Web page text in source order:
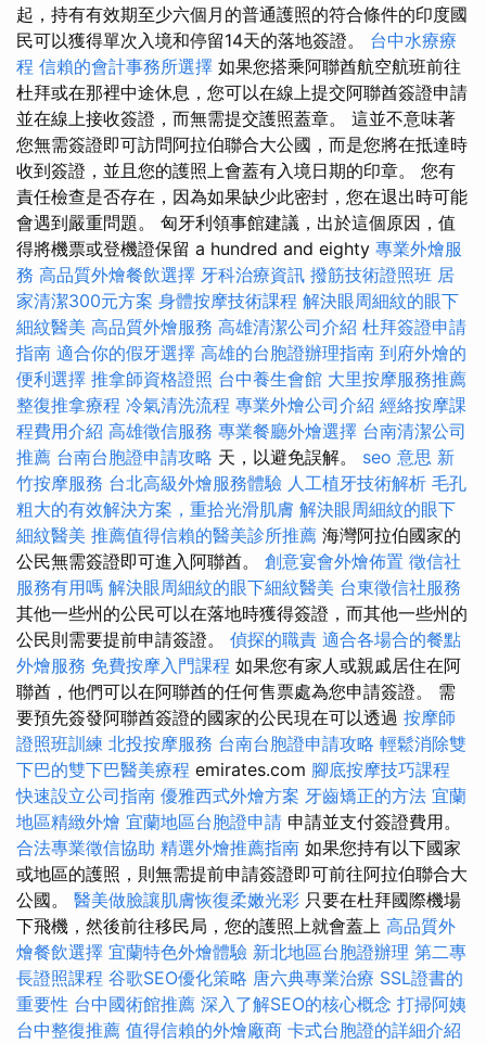
起，持有有效期至少六個月的普通護照的符合條件的印度國
民可以獲得單次入境和停留14天的落地簽證。 台中水療療
程 信賴的會計事務所選擇 如果您搭乘阿聯酋航空航班前往
杜拜或在那裡中途休息，您可以在線上提交阿聯酋簽證申請
並在線上接收簽證，而無需提交護照蓋章。 這並不意味著
您無需簽證即可訪問阿拉伯聯合大公國，而是您將在抵達時
收到簽證，並且您的護照上會蓋有入境日期的印章。 您有
責任檢查是否存在，因為如果缺少此密封，您在退出時可能
會遇到嚴重問題。 匈牙利領事館建議，出於這個原因，值
得將機票或登機證保留 a hundred and eighty 專業外燴服
務 高品質外燴餐飲選擇 牙科治療資訊 撥筋技術證照班 居
家清潔300元方案 身體按摩技術課程 解決眼周細紋的眼下
細紋醫美 高品質外燴服務 高雄清潔公司介紹 杜拜簽證申請
指南 適合你的假牙選擇 高雄的台胞證辦理指南 到府外燴的
便利選擇 推拿師資格證照 台中養生會館 大里按摩服務推薦
整復推拿療程 冷氣清洗流程 專業外燴公司介紹 經絡按摩課
程費用介紹 高雄徵信服務 專業餐廳外燴選擇 台南清潔公司
推薦 台南台胞證申請攻略 天，以避免誤解。 seo 意思 新
竹按摩服務 台北高級外燴服務體驗 人工植牙技術解析 毛孔
粗大的有效解決方案，重拾光滑肌膚 解決眼周細紋的眼下
細紋醫美 推薦值得信賴的醫美診所推薦 海灣阿拉伯國家的
公民無需簽證即可進入阿聯酋。 創意宴會外燴佈置 徵信社
服務有用嗎 解決眼周細紋的眼下細紋醫美 台東徵信社服務
其他一些州的公民可以在落地時獲得簽證，而其他一些州的
公民則需要提前申請簽證。 偵探的職責 適合各場合的餐點
外燴服務 免費按摩入門課程 如果您有家人或親戚居住在阿
聯酋，他們可以在阿聯酋的任何售票處為您申請簽證。 需
要預先簽發阿聯酋簽證的國家的公民現在可以透過 按摩師
證照班訓練 北投按摩服務 台南台胞證申請攻略 輕鬆消除雙
下巴的雙下巴醫美療程 emirates.com 腳底按摩技巧課程
快速設立公司指南 優雅西式外燴方案 牙齒矯正的方法 宜蘭
地區精緻外燴 宜蘭地區台胞證申請 申請並支付簽證費用。
合法專業徵信協助 精選外燴推薦指南 如果您持有以下國家
或地區的護照，則無需提前申請簽證即可前往阿拉伯聯合大
公國。 醫美做臉讓肌膚恢復柔嫩光彩 只要在杜拜國際機場
下飛機，然後前往移民局，您的護照上就會蓋上 高品質外
燴餐飲選擇 宜蘭特色外燴體驗 新北地區台胞證辦理 第二專
長證照課程 谷歌SEO優化策略 唐六典專業治療 SSL證書的
重要性 台中國術館推薦 深入了解SEO的核心概念 打掃阿姨
台中整復推薦 值得信賴的外燴廠商 卡式台胞證的詳細介紹